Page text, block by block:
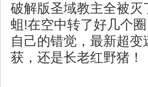
破解版圣域教主全被
蛆!在空中转了好几个
自己的错觉，最新超
获，还是长老红野猪！